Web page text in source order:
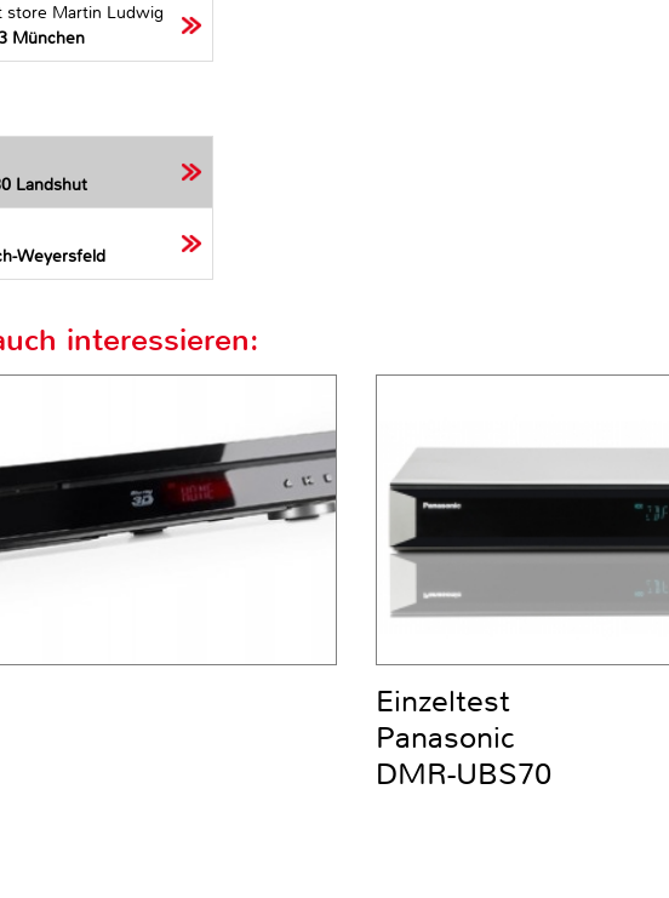
store Martin Ludwig
München
Landshut
Weyersfeld
interessieren:
Einzeltest
Panasonic
DMR-UBS70